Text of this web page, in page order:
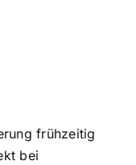
frühzeitig
bei